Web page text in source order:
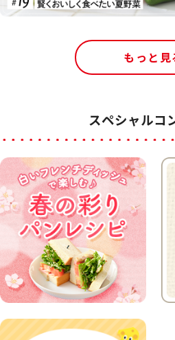
もっと見
スペシャルコ